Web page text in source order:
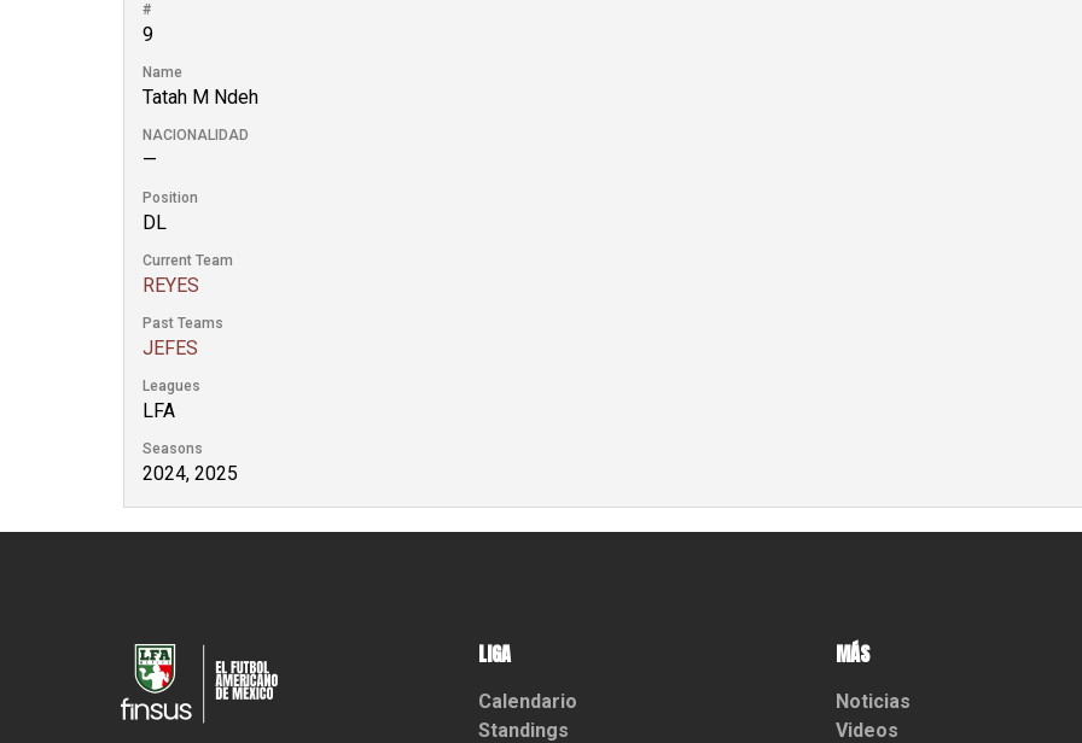
#
9
Name
Tatah M Ndeh
NACIONALIDAD
—
Position
DL
Current Team
REYES
Past Teams
JEFES
Leagues
LFA
Seasons
2024, 2025
LIGA
Calendario
Standings
MÁS
Noticias
Videos